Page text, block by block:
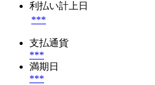
利払い計上日
***
支払通貨
***
満期日
***